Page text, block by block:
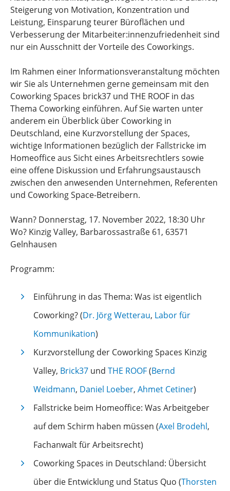
Steigerung von Motivation, Konzentration und
Leistung, Einsparung teurer Büroflächen und
Verbesserung der Mitarbeiter:innenzufriedenheit sind
nur ein Ausschnitt der Vorteile des Coworkings.
Im Rahmen einer Informationsveranstaltung möchten
wir Sie als Unternehmen gerne gemeinsam mit den
Coworking Spaces brick37 und THE ROOF in das
Thema Coworking einführen. Auf Sie warten unter
anderem ein Überblick über Coworking in
Deutschland, eine Kurzvorstellung der Spaces,
wichtige Informationen bezüglich der Fallstricke im
Homeoffice aus Sicht eines Arbeitsrechtlers sowie
eine offene Diskussion und Erfahrungsaustausch
zwischen den anwesenden Unternehmen, Referenten
und Coworking Space-Betreibern.
Wann? Donnerstag, 17. November 2022, 18:30 Uhr
Wo? Kinzig Valley, Barbarossastraße 61, 63571
Gelnhausen
Programm:
Einführung in das Thema: Was ist eigentlich
Coworking? (Dr. Jörg Wetterau, Labor für
Kommunikation)
Kurzvorstellung der Coworking Spaces Kinzig
Valley, Brick37 und THE ROOF(Bernd
Weidmann, Daniel Loeber, Ahmet Cetiner)
Fallstricke beim Homeoffice: Was Arbeitgeber
auf dem Schirm haben müssen (Axel Brodehl,
Fachanwalt für Arbeitsrecht)
Coworking Spaces in Deutschland: Übersicht
über die Entwicklung und Status Quo (Thorsten